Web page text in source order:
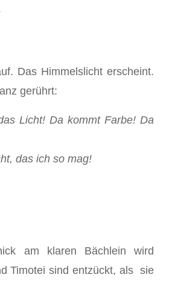
Das Himmelslicht erscheint.
gerührt:
Licht! Da kommt Farbe! Da
das ich so mag!
am klaren Bächlein wird
Timotei sind entzückt, als sie